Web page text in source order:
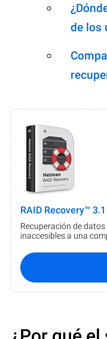
de los
RAID Recovery™ 3.1
Recuperación de
inaccesibles a una